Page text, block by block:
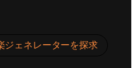
ジェネレーターを探求